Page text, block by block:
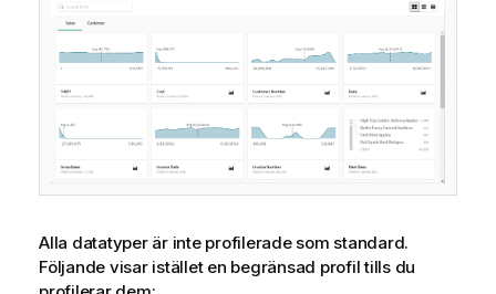
a
o
o
m
m
t
i
Alla datatyper är inte profilerade som standard.
Följande visar istället en begränsad profil tills du